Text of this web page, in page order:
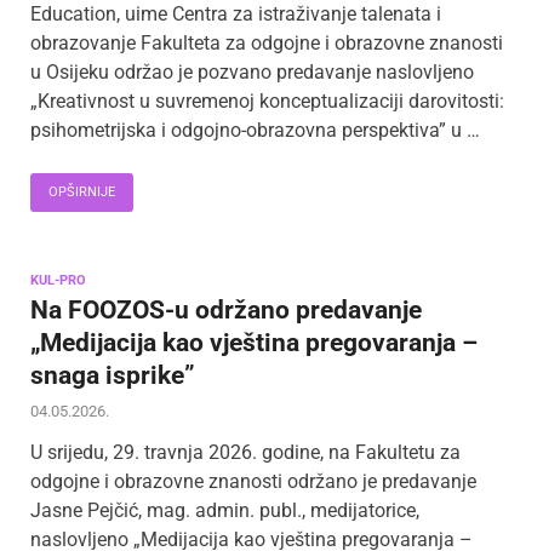
Education, uime Centra za istraživanje talenata i
obrazovanje Fakulteta za odgojne i obrazovne znanosti
u Osijeku održao je pozvano predavanje naslovljeno
„Kreativnost u suvremenoj konceptualizaciji darovitosti:
psihometrijska i odgojno-obrazovna perspektiva” u …
OPŠIRNIJE
KUL-PRO
Na FOOZOS-u održano predavanje
„Medijacija kao vještina pregovaranja –
snaga isprike”
04.05.2026.
U srijedu, 29. travnja 2026. godine, na Fakultetu za
odgojne i obrazovne znanosti održano je predavanje
Jasne Pejčić, mag. admin. publ., medijatorice,
naslovljeno „Medijacija kao vještina pregovaranja –